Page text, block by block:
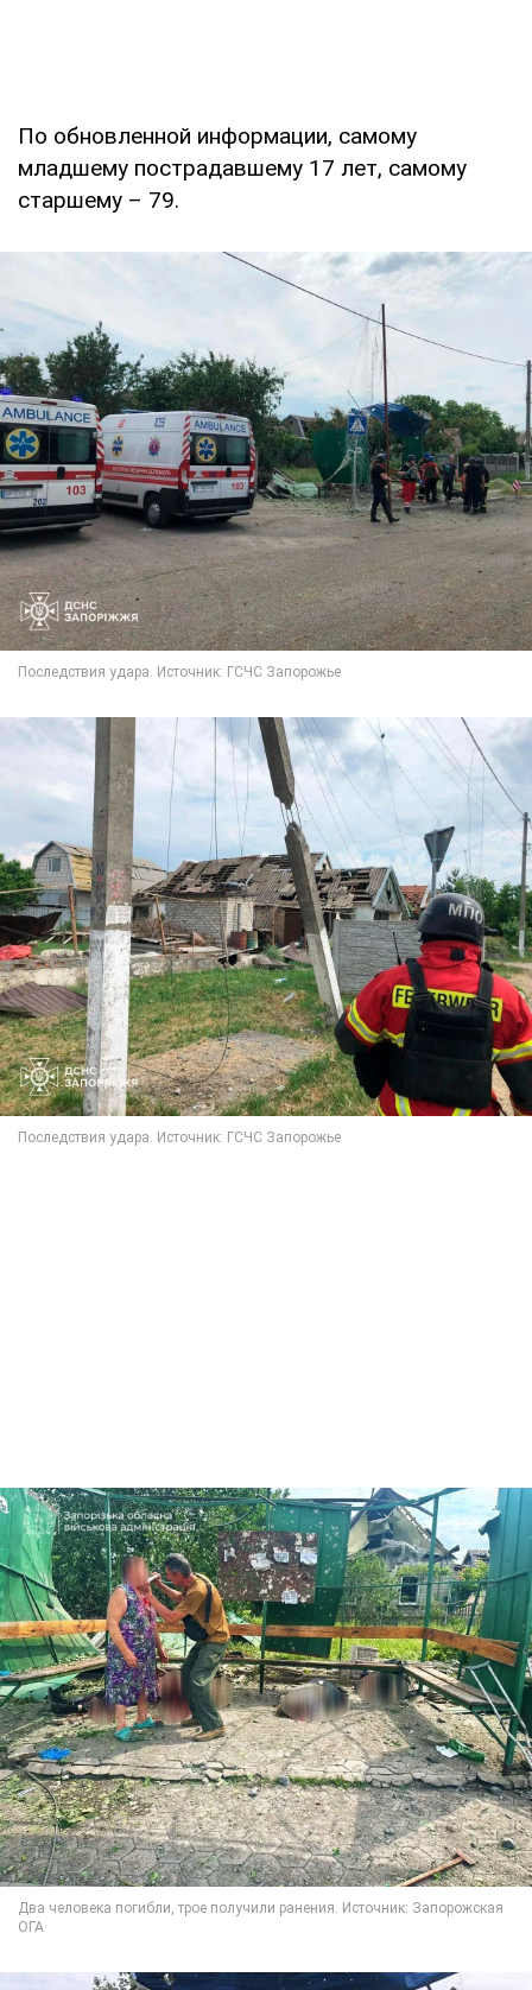
По обновленной информации, самому
младшему пострадавшему 17 лет, самому
старшему – 79.